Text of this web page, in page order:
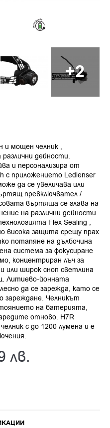
+2
и мощен челник ,
дейности.
и персонализира от
с приложението Ledlenser
да се увеличава или
превключвател /
въртяща се глава на
на различни дейности.
Flex Sealing ,
висока защита срещу прах
потапяне на дълбочина
система за фокусиране
концентриран лъч за
или широк сноп светлина
Литиево-йонната
да се зарежда, като се
зареждане. Челникът
на батерията,
отново. H7R
с до 1200 лумена и е
лв.